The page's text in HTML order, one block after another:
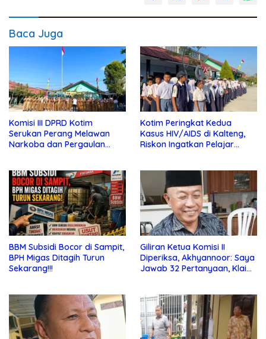
Baca Juga
Komisi III DPRD Kotim
Serukan Perang Melawan
Narkoba dan Pergaulan
Kotim Peringkat Kedua
Kasus HIV/AIDS di Kalteng,
Riskon Ingatkan Pelajar
BBM Subsidi Bocor di Sampit,
BPH Migas Ditagih Turun
Sekarang!!!
Giliran Ketua Komisi II
Diperiksa, Akhyannoor: Saya
Jawab 32 Pertanyaan, Klaim